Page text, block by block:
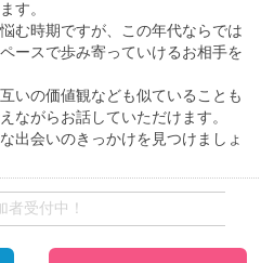
す。
む時期ですが、この年代ならでは
ースで歩み寄っていけるお相手を
いの価値観なども似ていることも
ながらお話していただけます。
出会いのきっかけを見つけましょ
者受付中！